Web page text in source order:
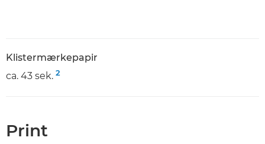
Klistermærkepapir
ca. 43 sek. 2
Print